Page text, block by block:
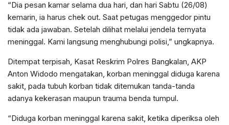
“Dia pesan kamar selama dua hari, dan hari Sabtu (26/08)
kemarin, ia harus chek out. Saat petugas menggedor pintu
tidak ada jawaban. Setelah dilihat melalui jendela ternyata
meninggal. Kami langsung menghubungi polisi,” ungkapnya.
Ditempat terpisah, Kasat Reskrim Polres Bangkalan, AKP
Anton Widodo mengatakan, korban meninggal diduga karena
sakit, pada tubuh korban tidak ditemukan tanda-tanda
adanya kekerasan maupun trauma benda tumpul.
“Diduga korban meninggal karena sakit, ketika diperiksa oleh